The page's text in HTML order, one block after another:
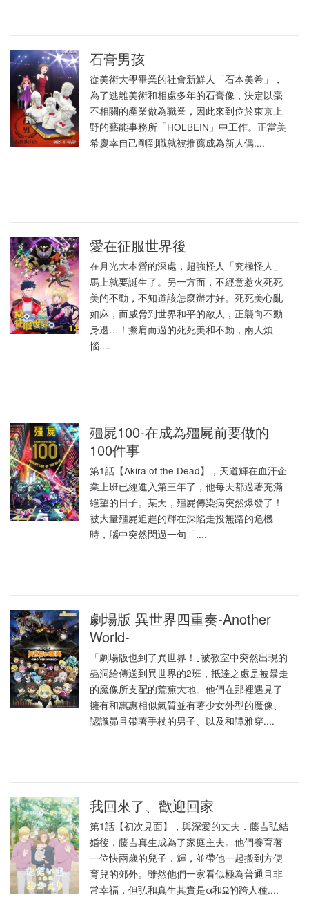
石膏男孩
從美術大學畢業的社會新鮮人「石本美希」，
為了逃離美術和相處多年的石膏像，決定以毫
不相關的產業做為職業，因此來到位於東京上
野的藝能事務所「HOLBEIN」中工作。正當美
希慶幸自己剛到職就被推薦成為新人偶....
愛在征服世界後
在月光大本營的深處，超強怪人「究極怪人」
馬上就要誕生了。另一方面，不經意惹火死死
美的不動，不知道該怎麼辦才好。死死美心亂
如麻，而威脅到世界和平的敵人，正襲向不動
身邊…！擦肩而過的死死美和不動，兩人煩
惱....
殭屍100-在成為殭屍前要做的
100件事
第1話【Akira of the Dead】，天道輝在血汗企
業上班已經進入第三年了，他每天都過著充滿
絕望的日子。某天，殭屍傳染病突然爆發了！
被大量殭屍追趕的輝在深陷走投無路的危機
時，腦中突然閃過一句「....
劇場版 異世界四重奏-Another
World-
「劇場版也到了異世界！｣被教室中突然出現的
蟲洞給傳送到異世界的2班，抵達之處是被暴走
的魔像所支配的荒蕪大地。他們在那裡遇見了
擁有和惠惠相似氣質並有著少女外型的魔像、
認識昴且帶著手杖的男子、以及和譚雅穿....
我回來了、歡迎回家
第1話【初次見面】，與深愛的丈夫．藤吉弘結
婚後，藤吉真生成為了家庭主夫。他們養育著
一位快兩歲的兒子．輝，並帶他一起搬到方便
育兒的郊外。雖然他們一家看似極為普通且非
常幸福，但弘和真生其實是α和Ω的跨人種....